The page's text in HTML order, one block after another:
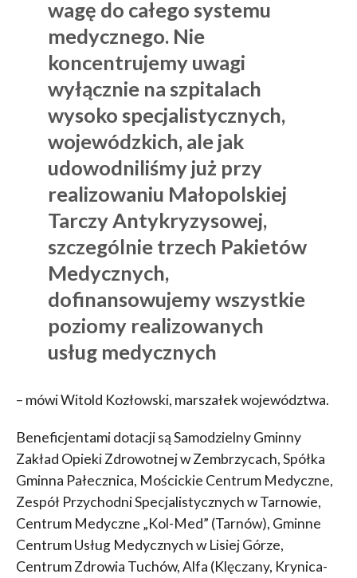
wagę do całego systemu
medycznego. Nie
koncentrujemy uwagi
wyłącznie na szpitalach
wysoko specjalistycznych,
wojewódzkich, ale jak
udowodniliśmy już przy
realizowaniu Małopolskiej
Tarczy Antykryzysowej,
szczególnie trzech Pakietów
Medycznych,
dofinansowujemy wszystkie
poziomy realizowanych
usług medycznych
– mówi Witold Kozłowski, marszałek województwa.
Beneficjentami dotacji są Samodzielny Gminny
Zakład Opieki Zdrowotnej w Zembrzycach, Spółka
Gminna Pałecznica, Mościckie Centrum Medyczne,
Zespół Przychodni Specjalistycznych w Tarnowie,
Centrum Medyczne „Kol-Med” (Tarnów), Gminne
Centrum Usług Medycznych w Lisiej Górze,
Centrum Zdrowia Tuchów, Alfa (Klęczany, Krynica-